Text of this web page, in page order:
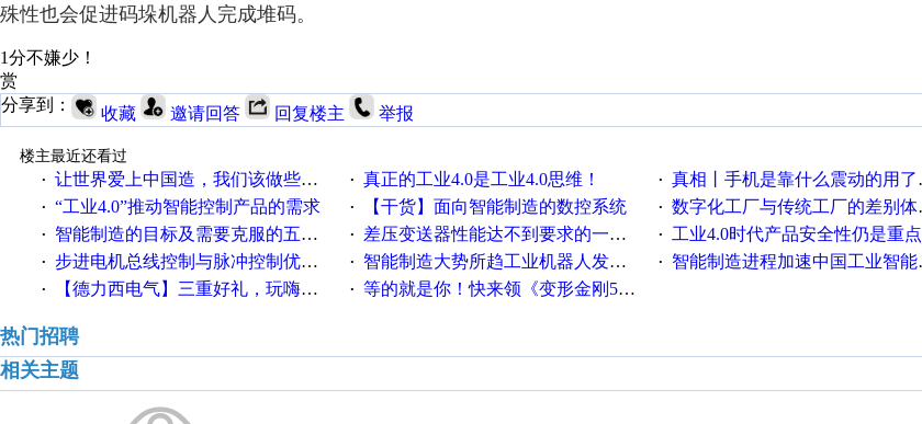
殊性也会促进码垛机器人完成堆码。
1分不嫌少！
赏
分享到：
收藏 邀请回答 回复楼主 举报
楼主最近还看过
· 让世界爱上中国造，我们该做些什么 · 真正的工业4.0是工业4.0思维！ · 真相丨手机是靠什么震动的用了这么多年才知道！
· “工业4.0”推动智能控制产品的需求 · 【干货】面向智能制造的数控系统 · 数字化工厂与传统工厂的差别体现在哪里？
· 智能制造的目标及需要克服的五个障碍 · 差压变送器性能达不到要求的一些因素 · 工业4.0时代产品安全性仍是重点
· 步进电机总线控制与脉冲控制优缺点 · 智能制造大势所趋工业机器人发展迅猛 · 智能制造进程加速中国工业智能化之路发展趋势明显
· 【德力西电气】三重好礼，玩嗨夏日！ · 等的就是你！快来领《变形金刚5》观影券
热门招聘
相关主题